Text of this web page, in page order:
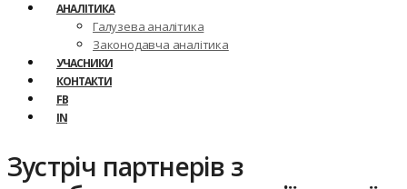
АНАЛІТИКА
Галузева аналітика
Законодавча аналітика
УЧАСНИКИ
КОНТАКТИ
FB
IN
Зустріч партнерів з